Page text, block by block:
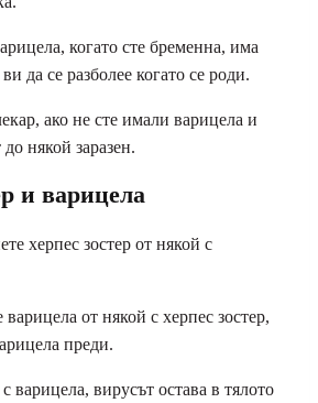
когато сте бременна, има
да се разболее когато се роди.
ако не сте имали варицела и
някой заразен.
и варицела
херпес зостер от някой с
от някой с херпес зостер,
преди.
с варицела, вирусът остава в тялото